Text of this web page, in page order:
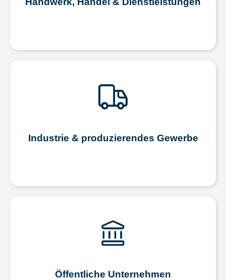
Industrie & produzierendes Gewerbe
Öffentliche Unternehmen